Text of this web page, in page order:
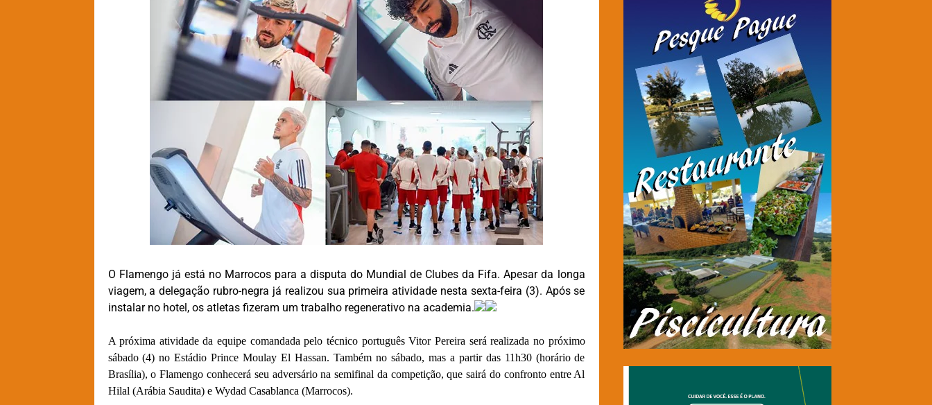
O Flamengo já está no Marrocos para a disputa do Mundial de Clubes da Fifa. Apesar da longa
viagem, a delegação rubro-negra já realizou sua primeira atividade nesta sexta-feira (3). Após se
instalar no hotel, os atletas fizeram um trabalho regenerativo na academia.
A próxima atividade da equipe comandada pelo técnico português Vitor Pereira será realizada no próximo
sábado (4) no Estádio Prince Moulay El Hassan. Também no sábado, mas a partir das 11h30 (horário de
Brasília), o Flamengo conhecerá seu adversário na semifinal da competição, que sairá do confronto entre Al
Hilal (Arábia Saudita) e Wydad Casablanca (Marrocos).